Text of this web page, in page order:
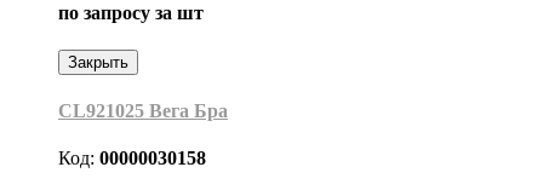
по запросу за шт
Закрыть
CL921025 Вега Бра
Код: 00000030158